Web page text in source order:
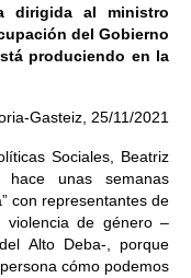
dirigida al ministro
del Gobierno
produciendo en la
Gasteiz, 25/11/2021
Sociales, Beatriz
unas semanas
con representantes de
violencia de género –
Alto Deba-, porque
cómo podemos